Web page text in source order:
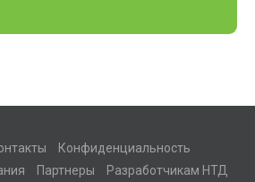
Конфиденциальность
Партнеры Разработчикам НТД